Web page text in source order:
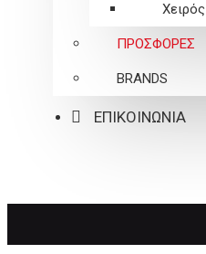
Χειρός
ΠΡΟΣΦΟΡΕΣ
BRANDS
ΕΠΙΚΟΙΝΩΝΙΑ